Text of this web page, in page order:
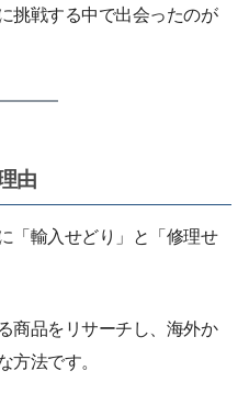
挑戦する中で出会ったのが
由
「輸入せどり」と「修理せ
商品をリサーチし、海外か
方法です。